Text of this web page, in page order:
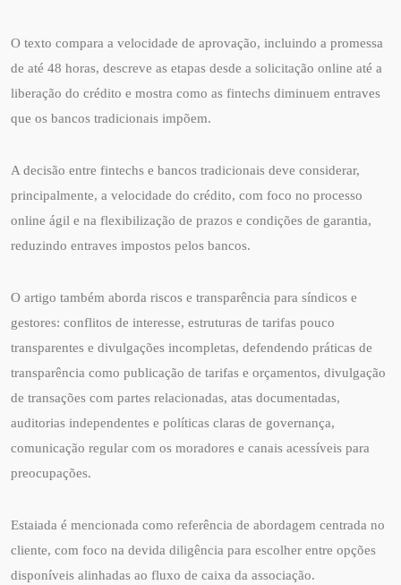
O texto compara a velocidade de aprovação, incluindo a promessa
de até 48 horas, descreve as etapas desde a solicitação online até a
liberação do crédito e mostra como as fintechs diminuem entraves
que os bancos tradicionais impõem.
A decisão entre fintechs e bancos tradicionais deve considerar,
principalmente, a velocidade do crédito, com foco no processo
online ágil e na flexibilização de prazos e condições de garantia,
reduzindo entraves impostos pelos bancos.
O artigo também aborda riscos e transparência para síndicos e
gestores: conflitos de interesse, estruturas de tarifas pouco
transparentes e divulgações incompletas, defendendo práticas de
transparência como publicação de tarifas e orçamentos, divulgação
de transações com partes relacionadas, atas documentadas,
auditorias independentes e políticas claras de governança,
comunicação regular com os moradores e canais acessíveis para
preocupações.
Estaiada é mencionada como referência de abordagem centrada no
cliente, com foco na devida diligência para escolher entre opções
disponíveis alinhadas ao fluxo de caixa da associação.